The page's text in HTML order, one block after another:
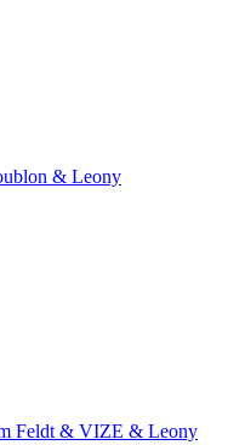
& Leony
Feldt & VIZE & Leony